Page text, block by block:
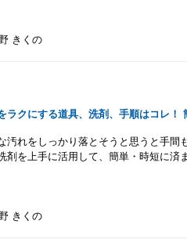
きくの
ラクにする道具、洗剤、手順はコレ！
汚れをしっかり落とそうと思うと手間
剤を上手に活用して、簡単・時短に済
きくの